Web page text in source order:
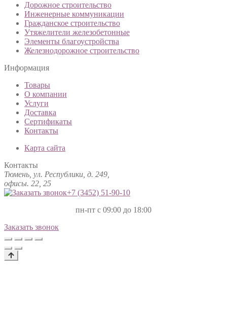
Дорожное строительство
Инженерные коммуникации
Гражданское строительство
Утяжелители железобетонные
Элементы благоустройства
Железнодорожное строительство
Информация
Товары
О компании
Услуги
Доставка
Сертификаты
Контакты
Карта сайта
Контакты
Тюмень, ул. Республики, д. 249,
офисы. 22, 25
+7 (3452) 51-90-10
пн-пт с 09:00 до 18:00
Заказать звонок